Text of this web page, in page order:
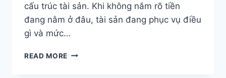
cấu trúc tài sản. Khi không nắm rõ tiền
đang nằm ở đâu, tài sản đang phục vụ điều
gì và mức…
READ MORE TÀI